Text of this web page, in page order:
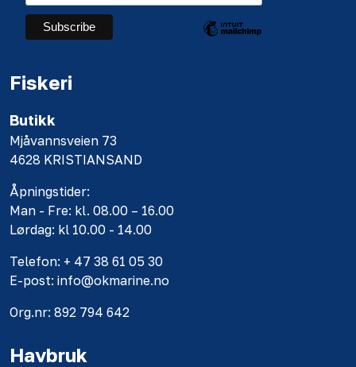
Fiskeri
Butikk
Mjåvannsveien 73
4628 KRISTIANSAND
Åpningstider:
Man - Fre: kl. 08.00 – 16.00
Lørdag: kl 10.00 - 14.00
Telefon: + 47 38 61 05 30
E-post: info@okmarine.no
Org.nr: 892 794 642
Havbruk